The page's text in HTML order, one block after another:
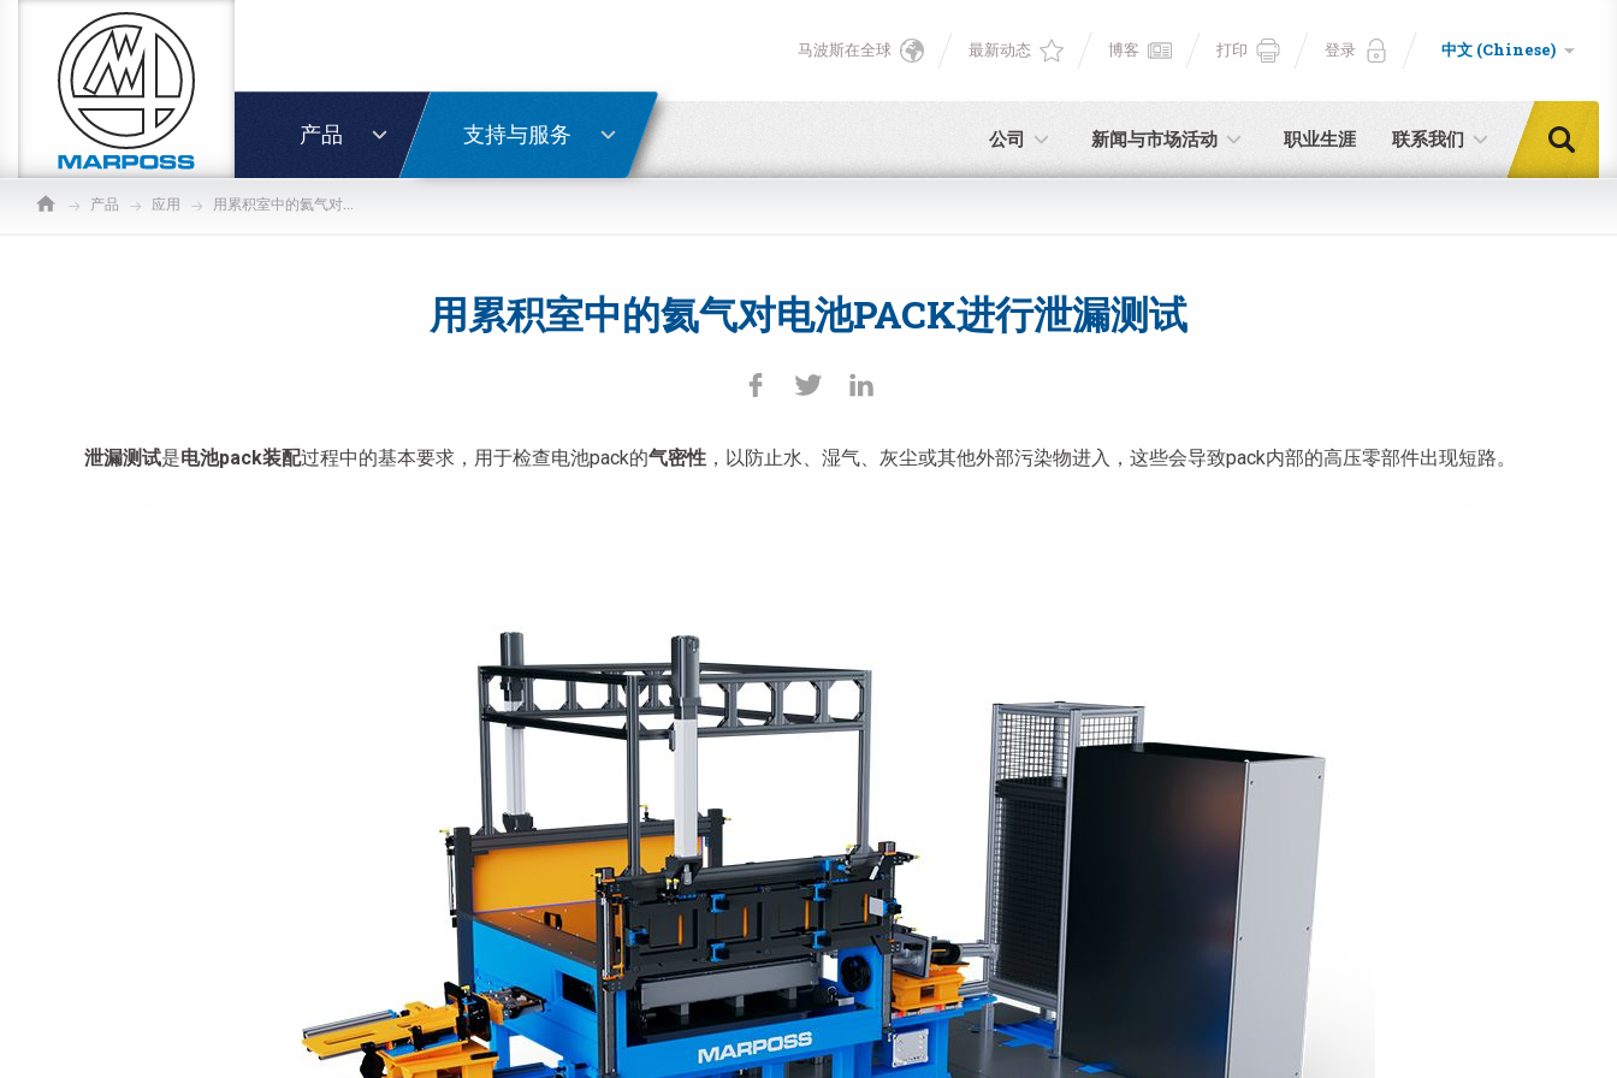
产品 支持与服务 公司 新闻与市场活动 职业生涯 联系我们
马波斯在全球 最新动态 博客 打印 登录 中文 (Chinese)
产品 应用 用累积室中的氦气对电池Pack进行泄漏测试
用累积室中的氦气对电池PACK进行泄漏测试
泄漏测试是电池pack装配过程中的基本要求，用于检查电池pack的气密性，以防止水、湿气、灰尘或其他外部污染物进入，这些会导致pack内部的高压零部件出现短路。
English
Español
日本語 (Japanese)
中文 (Chinese)
密码